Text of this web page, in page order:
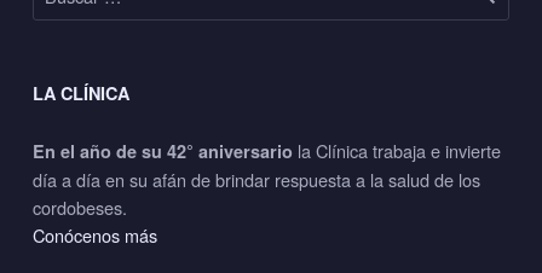
LA CLÍNICA
En el año de su 42° aniversario la Clínica trabaja e invierte
día a día en su afán de brindar respuesta a la salud de los
cordobeses.
Conócenos más